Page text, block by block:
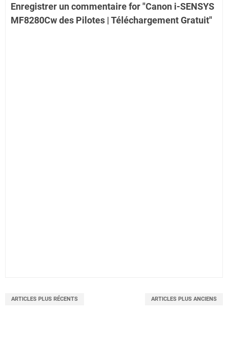
Enregistrer un commentaire for "Canon i-SENSYS
MF8280Cw des Pilotes | Téléchargement Gratuit"
ARTICLES PLUS RÉCENTS ARTICLES PLUS ANCIENS